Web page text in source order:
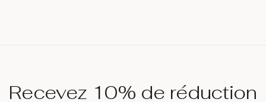
Recevez 10% de réduction